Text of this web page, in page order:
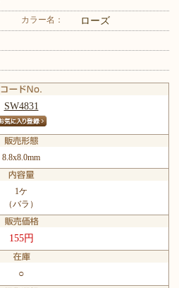
カラー名： ローズ
SW4831
8.8x8.0mm
1ケ
（バラ）
155円
○